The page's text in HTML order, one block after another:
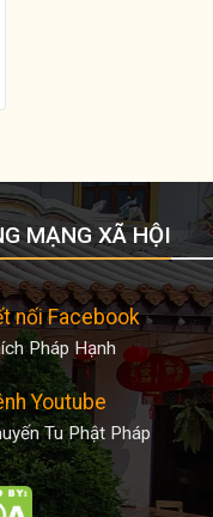
MẠNG XÃ HỘI
nối Facebook
Pháp Hạnh
Youtube
Tu Phật Pháp